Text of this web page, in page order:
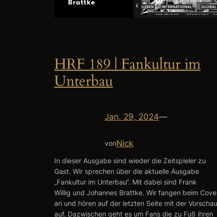
HRF 189 | Fankultur im
Unterbau
Jan. 29, 2024—
vonNick
In dieser Ausgabe sind wieder die Zeitspieler zu
Gast. Wir sprechen über die aktuelle Ausgabe
„Fankultur im Unterbau“. Mit dabei sind Frank
Willig und Johannes Brattke. Wir fangen beim
an und hören auf der letzten Seite mit der Vorschau
auf. Dazwischen geht es um Fans die zu Fuß ihren